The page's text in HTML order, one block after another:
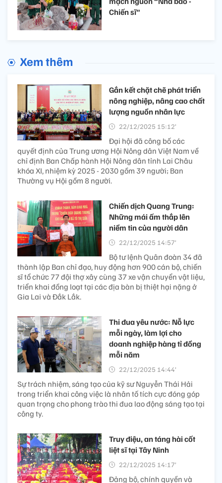
Chiến sĩ”
Xem thêm
Gắn kết chặt chẽ phát triển
nông nghiệp, nâng cao chất
lượng nguồn nhân lực
22/12/2025 15:12’
Đại hội đã công bố các
quyết định của Trung ương Hội Nông dân Việt Nam về
chỉ định Ban Chấp hành Hội Nông dân tỉnh Lai Châu
khóa XI, nhiệm kỳ 2025 - 2030 gồm 39 người; Ban
Thường vụ Hội gồm 8 người.
Chiến dịch Quang Trung:
Những mái ấm thắp lên
niềm tin của người dân
22/12/2025 14:57’
Bộ tư lệnh Quân đoàn 34 đã
thành lập Ban chỉ đạo, huy động hơn 900 cán bộ, chiến
sĩ tổ chức 77 đội thợ xây cùng 37 xe vận chuyển vật liệu,
triển khai đồng loạt tại các địa bàn bị thiệt hại nặng ở
Gia Lai và Đắk Lắk.
Thi đua yêu nước: Nỗ lực
mỗi ngày, làm lợi cho
doanh nghiệp hàng tỉ đồng
mỗi năm
22/12/2025 14:44’
Sự trách nhiệm, sáng tạo của kỹ sư Nguyễn Thái Hải
trong triển khai công việc là nhân tố tích cực đóng góp
quan trọng cho phong trào thi đua lao động sáng tạo tại
công ty.
Truy điệu, an táng hài cốt
liệt sĩ tại Tây Ninh
22/12/2025 14:17’
Đảng bộ, chính quyền và